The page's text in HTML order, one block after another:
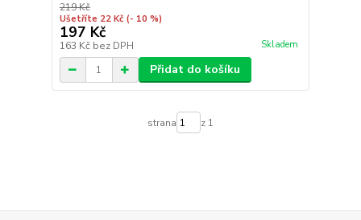
219 Kč
Ušetříte 22 Kč (- 10 %)
197 Kč
163 Kč bez DPH Skladem
Přidat do košíku
strana z 1